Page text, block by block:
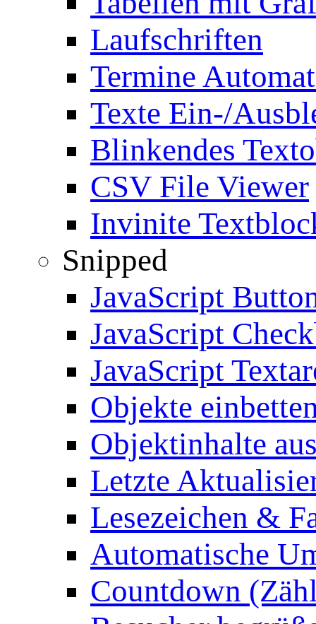
Laufschriften
Termine
Texte Ein-/
Blinkendes
CSV File Viewer
Invinite
Snipped
JavaScript
JavaScript
JavaScript
Objekte
Objektinhalte
Letzte
Lesezeichen &
Automatische
Countdown